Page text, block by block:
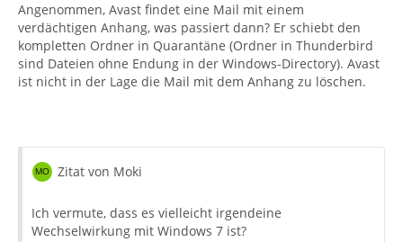
Angenommen, Avast findet eine Mail mit einem
verdächtigen Anhang, was passiert dann? Er schiebt den
kompletten Ordner in Quarantäne (Ordner in Thunderbird
sind Dateien ohne Endung in der Windows-Directory). Avast
ist nicht in der Lage die Mail mit dem Anhang zu löschen.
Zitat von Moki
Ich vermute, dass es vielleicht irgendeine
Wechselwirkung mit Windows 7 ist?